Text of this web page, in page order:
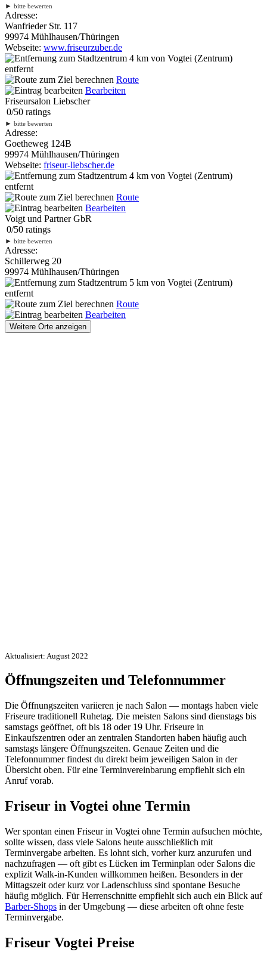
► bitte bewerten
Adresse:
Wanfrieder Str. 117
99974 Mühlhausen/Thüringen
Webseite: www.friseurzuber.de
4 km von Vogtei (Zentrum)
entfernt
Route
Bearbeiten
Friseursalon Liebscher
0/50 ratings
► bitte bewerten
Adresse:
Goetheweg 124B
99974 Mühlhausen/Thüringen
Webseite: friseur-liebscher.de
4 km von Vogtei (Zentrum)
entfernt
Route
Bearbeiten
Voigt und Partner GbR
0/50 ratings
► bitte bewerten
Adresse:
Schillerweg 20
99974 Mühlhausen/Thüringen
5 km von Vogtei (Zentrum)
entfernt
Route
Bearbeiten
Weitere Orte anzeigen
Aktualisiert: August 2022
Öffnungszeiten und Telefonnummer
Die Öffnungszeiten variieren je nach Salon — montags haben viele
Friseure traditionell Ruhetag. Die meisten Salons sind dienstags bis
samstags geöffnet, oft bis 18 oder 19 Uhr. Friseure in
Einkaufszentren oder an zentralen Standorten haben häufig auch
samstags längere Öffnungszeiten. Genaue Zeiten und die
Telefonnummer findest du direkt beim jeweiligen Salon in der
Übersicht oben. Für eine Terminvereinbarung empfiehlt sich ein
Anruf vorab.
Friseur in Vogtei ohne Termin
Wer spontan einen Friseur in Vogtei ohne Termin aufsuchen möchte,
sollte wissen, dass viele Salons heute ausschließlich mit
Terminvergabe arbeiten. Es lohnt sich, vorher kurz anzurufen und
nachzufragen — oft gibt es Lücken im Terminplan oder Salons die
explizit Walk-in-Kunden willkommen heißen. Besonders in der
Mittagszeit oder kurz vor Ladenschluss sind spontane Besuche
häufig möglich. Für Herrenschnitte empfiehlt sich auch ein Blick auf
Barber-Shops in der Umgebung — diese arbeiten oft ohne feste
Terminvergabe.
Friseur Vogtei Preise